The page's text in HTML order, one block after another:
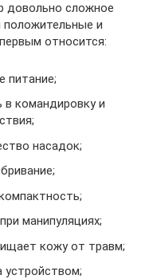
довольно сложное
и
относится:
питание;
командировку и
насадок;
манипуляциях;
кожу от травм;
устройством;